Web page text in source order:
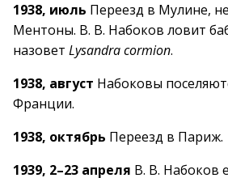
1938, июль Переезд в Мулине,
Ментоны. В. В. Набоков ловит
назовет Lysandra cormion.
1938, август Набоковы
Франции.
1938, октябрь Переезд в Париж.
1939, 2–23 апреля В. В. Набоков